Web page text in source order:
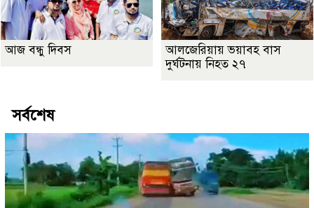
আজ বন্ধু দিবস
আলজেরিয়ায় ভয়াবহ বাস
দুর্ঘটনায় নিহত ২৭
সর্বশেষ